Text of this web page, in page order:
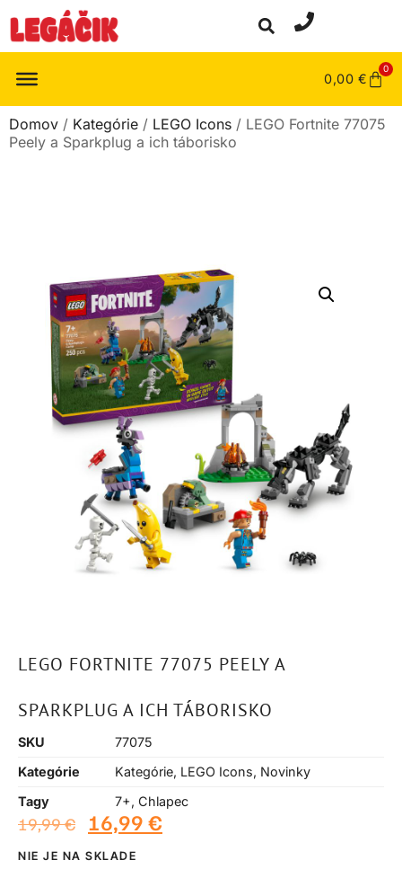
0,00 €
0
Domov / Kategórie / LEGO Icons / LEGO Fortnite 77075
Peely a Sparkplug a ich táborisko
LEGO FORTNITE 77075 PEELY A
SPARKPLUG A ICH TÁBORISKO
SKU
77075
Kategórie
Kategórie, LEGO Icons, Novinky
Tagy
7+, Chlapec
19,99€ 16,99 €
NIE JE NA SKLADE